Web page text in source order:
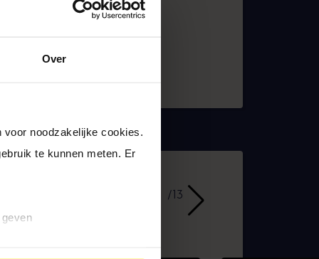
Over
noodzakelijke cookies.
te kunnen meten. Er
/ 13